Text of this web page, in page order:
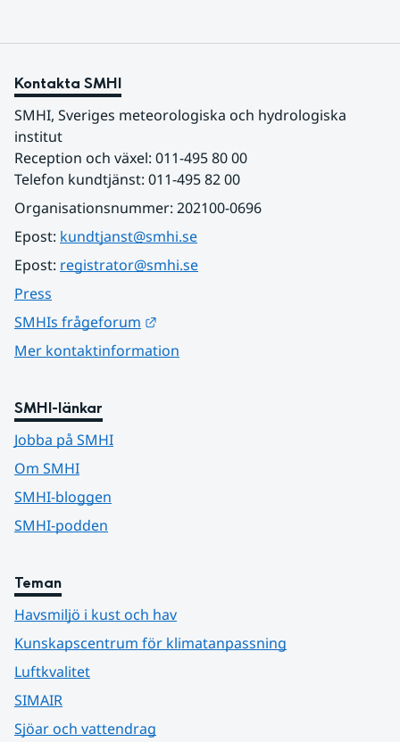
Kontakta SMHI
SMHI, Sveriges meteorologiska och hydrologiska
institut
Reception och växel: 011-495 80 00
Telefon kundtjänst: 011-495 82 00
Organisationsnummer: 202100-0696
Epost: kundtjanst@smhi.se
Epost: registrator@smhi.se
Press
SMHIs frågeforum
Mer kontaktinformation
SMHI-länkar
Jobba på SMHI
Om SMHI
SMHI-bloggen
SMHI-podden
Teman
Havsmiljö i kust och hav
Kunskapscentrum för klimatanpassning
Luftkvalitet
SIMAIR
Sjöar och vattendrag